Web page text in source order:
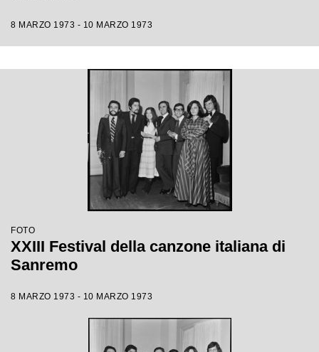
8 MARZO 1973 - 10 MARZO 1973
FOTO
XXIII Festival della canzone italiana di
Sanremo
8 MARZO 1973 - 10 MARZO 1973